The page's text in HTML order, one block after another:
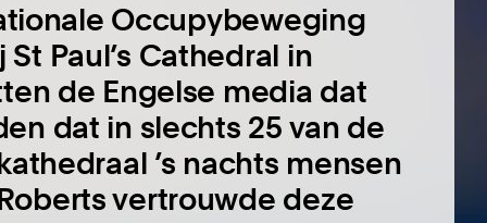
Occupybeweging
Paul’s Cathedral in
de Engelse media dat
dat in slechts 25 van de
’s nachts mensen
vertrouwde deze